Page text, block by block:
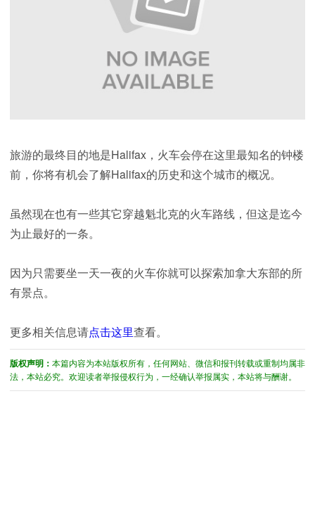
旅游的最终目的地是Halifax，火车会停在这里最知名的钟楼
前，你将有机会了解Halifax的历史和这个城市的概况。
虽然现在也有一些其它穿越魁北克的火车路线，但这是迄今
为止最好的一条。
因为只需要坐一天一夜的火车你就可以探索加拿大东部的所
有景点。
更多相关信息请点击这里查看。
版权声明： 本篇内容为本站版权所有，任何网站、微信和报刊转载或重制均属非
法，本站必究。欢迎读者举报侵权行为，一经确认举报属实，本站将与酬谢。